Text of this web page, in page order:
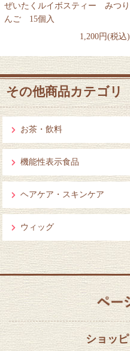
ぜいたくルイボスティー みつり
んご 15個入
1,200円(税込)
その他商品カテゴリ
お茶・飲料
機能性表示食品
ヘアケア・スキンケア
ウィッグ
ショッ